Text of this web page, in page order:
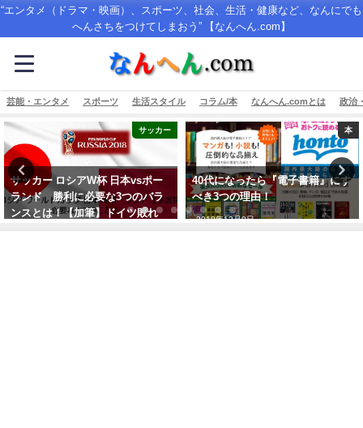
“エンタメ（ドラマ・映画）、スポーツ、社会、生活・健康など、なんにでも
へんさちをつけてしまおう” 【なんへん.com】
芸能・エンタメ スポーツ 生活スタイル コラム/本 なんへん.comとは 政治
本
40代になったら『電子書籍』にす
べき3つの理由！
2018年12月9日
テレビ
NHKなんていらない！？【加筆】
NHK受信料「義務化」絶対反対！
2018年3月26日